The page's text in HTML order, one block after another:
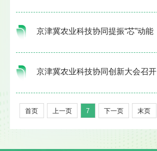
京津冀农业科技协同提振“芯”动能
京津冀农业科技协同创新大会召开
首页 上一页 7 下一页 末页